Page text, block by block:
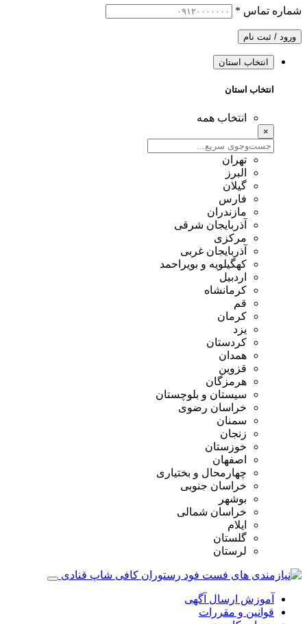
شماره تماس *
ورود / ثبت نام
انتخاب استان
انتخاب استان
انتخاب همه
×
تهران
البرز
گیلان
فارس
مازندران
آذربایجان شرقی
مرکزی
آذربایجان غربی
کهگیلویه و بویراحمد
اردبیل
کرمانشاه
قم
کرمان
یزد
کردستان
همدان
قزوین
هرمزگان
سیستان و بلوچستان
خراسان رضوی
سمنان
زنجان
خوزستان
اصفهان
چهارمحال و بختیاری
خراسان جنوبی
بوشهر
خراسان شمالی
ایلام
گلستان
لرستان
آموزش ارسال آگهی
قوانین و مقررات